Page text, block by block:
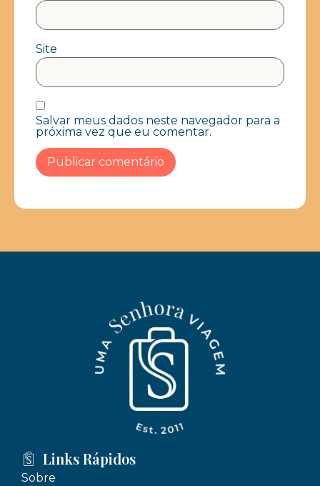
Site
Salvar meus dados neste navegador para a
próxima vez que eu comentar.
Links Rápidos
Sobre